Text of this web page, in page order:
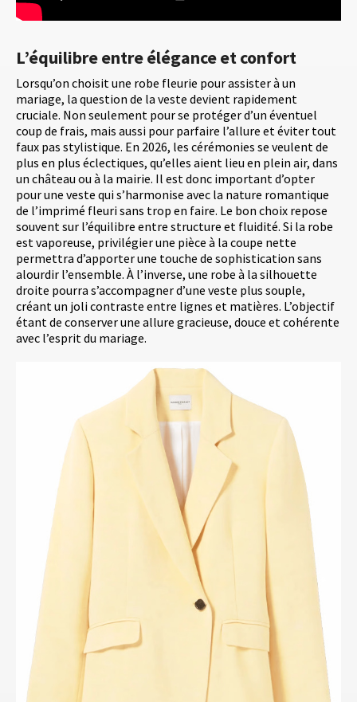
L’équilibre entre élégance et confort
Lorsqu’on choisit une robe fleurie pour assister à un
mariage, la question de la veste devient rapidement
cruciale. Non seulement pour se protéger d’un éventuel
coup de frais, mais aussi pour parfaire l’allure et éviter tout
faux pas stylistique. En 2026, les cérémonies se veulent de
plus en plus éclectiques, qu’elles aient lieu en plein air, dans
un château ou à la mairie. Il est donc important d’opter
pour une veste qui s’harmonise avec la nature romantique
de l’imprimé fleuri sans trop en faire. Le bon choix repose
souvent sur l’équilibre entre structure et fluidité. Si la robe
est vaporeuse, privilégier une pièce à la coupe nette
permettra d’apporter une touche de sophistication sans
alourdir l’ensemble. À l’inverse, une robe à la silhouette
droite pourra s’accompagner d’une veste plus souple,
créant un joli contraste entre lignes et matières. L’objectif
étant de conserver une allure gracieuse, douce et cohérente
avec l’esprit du mariage.